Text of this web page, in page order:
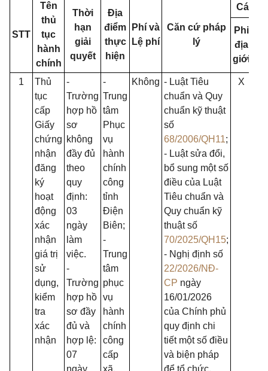
STT
Tên
thủ
tục
hành
chính
Thời
hạn
giải
quyết
Địa
điểm
thực
hiện
Phí và
Lệ phí
Căn cứ pháp
lý
Cách
Phi
địa
giới
1
Thủ
tục
cấp
Giấy
chứng
nhận
đăng
ký
hoạt
động
xác
nhận
giá trị
sử
dụng,
kiểm
tra
xác
nhận
-
Trường
hợp hồ
sơ
không
đầy đủ
theo
quy
định:
03
ngày
làm
việc.
-
Trường
hợp hồ
sơ đầy
đủ và
hợp lệ:
07
ngày
-
Trung
tâm
Phục
vụ
hành
chính
công
tỉnh
Điện
Biên;
-
Trung
tâm
phục
vụ
hành
chính
công
cấp
xã.
Không - Luật Tiêu
chuẩn và Quy
chuẩn kỹ thuật
số
68/2006/QH11;
- Luật sửa đổi,
bổ sung một số
điều của Luật
Tiêu chuẩn và
Quy chuẩn kỹ
thuật số
70/2025/QH15;
- Nghị định số
22/2026/NĐ-
CP ngày
16/01/2026
của Chính phủ
quy định chi
tiết một số điều
và biện pháp
để tổ chức,
X